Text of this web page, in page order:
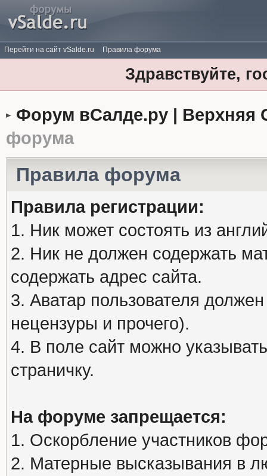
Перейти на сайт vSalde.ru Правила форума
Здравствуйте,
Форум вСалде.ру | Верхняя
форума
Правила форума
Правила регистрации:
1. Ник может состоять из
2. Ник не должен содержать
содержать адрес сайта.
3. Аватар пользователя
нецензуры и прочего).
4. В поле сайт можно
страничку.
На форуме запрещается:
1. Оскорбление участников
2. Матерные высказывания в